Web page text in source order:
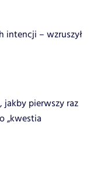
intencji – wzruszył
jakby pierwszy raz
„kwestia